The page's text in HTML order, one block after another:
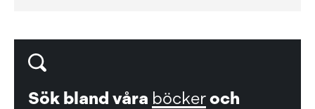
Sök bland våra böckeroch